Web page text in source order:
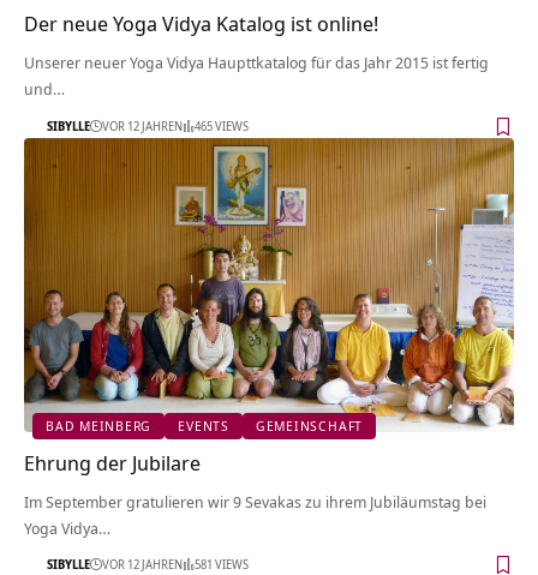
Der neue Yoga Vidya Katalog ist online!
Unserer neuer Yoga Vidya Haupttkatalog für das Jahr 2015 ist fertig
und…
SIBYLLE VOR 12 JAHREN 465 VIEWS
BAD MEINBERG EVENTS GEMEINSCHAFT
Ehrung der Jubilare
Im September gratulieren wir 9 Sevakas zu ihrem Jubiläumstag bei
Yoga Vidya…
SIBYLLE VOR 12 JAHREN 581 VIEWS